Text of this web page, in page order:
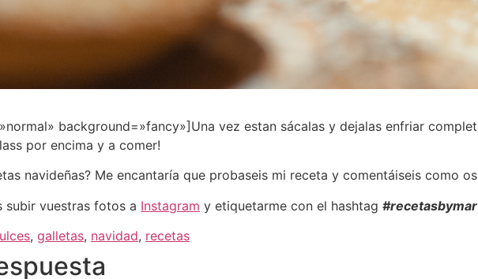
background=»fancy»]Una vez estan sácalas y dejalas enfriar
por encima y a comer!
navideñas? Me encantaría que probaseis mi receta y comentáiseis como
subir vuestras fotos a Instagram y etiquetarme con el hashtag #recetasbymar
, galletas, navidad, recetas